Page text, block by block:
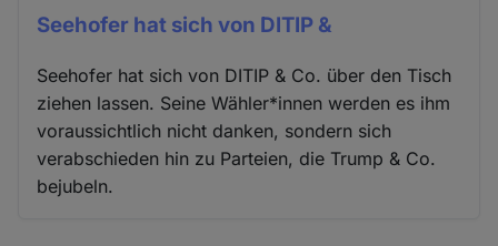
Seehofer hat sich von DITIP &
Seehofer hat sich von DITIP & Co. über den Tisch
ziehen lassen. Seine Wähler*innen werden es ihm
voraussichtlich nicht danken, sondern sich
verabschieden hin zu Parteien, die Trump & Co.
bejubeln.